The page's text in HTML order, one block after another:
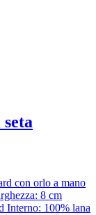
con orlo a mano
8 cm
Interno: 100% lana